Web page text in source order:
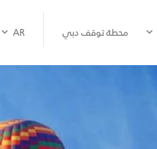
محطة توقف دبي AR